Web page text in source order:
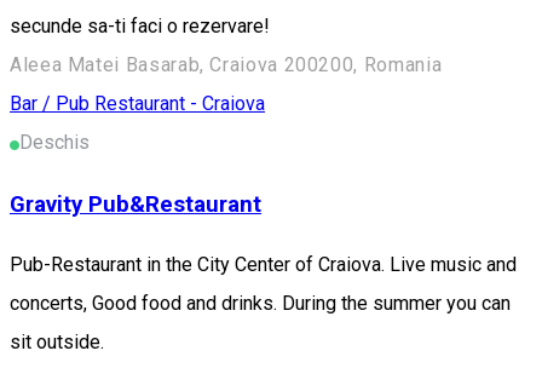
secunde sa-ti faci o rezervare!
Aleea Matei Basarab, Craiova 200200, Romania
Bar / Pub Restaurant - Craiova
Deschis
Gravity Pub&Restaurant
Pub-Restaurant in the City Center of Craiova. Live music and
concerts, Good food and drinks. During the summer you can
sit outside.